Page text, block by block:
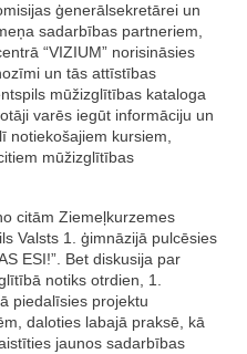
ģenerālsekretārei un
sadarbības partneriem,
“VIZIUM” norisināsies
un tās attīstības
mūžizglītības kataloga
varēs iegūt informāciju un
notiekošajiem kursiem,
mūžizglītības
citām Ziemeļkurzemes
Valsts 1. ģimnāzijā pulcēsies
ESI!”. Bet diskusija par
notiks otrdien, 1.
piedalīsies projektu
daloties labajā praksē, kā
jaunos sadarbības